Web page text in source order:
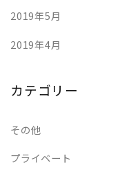
2019年5月
2019年4月
カテゴリー
その他
プライベート